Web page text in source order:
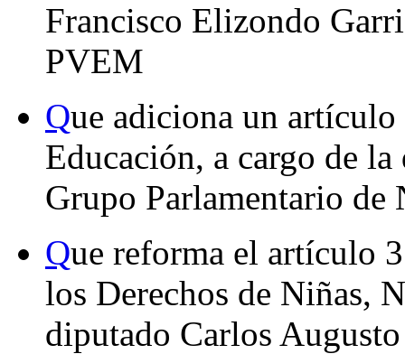
Francisco Elizondo
PVEM
Que adiciona un
Educación, a cargo de
Grupo Parlamentario de
Que reforma el artículo
los Derechos de Niñas,
diputado Carlos